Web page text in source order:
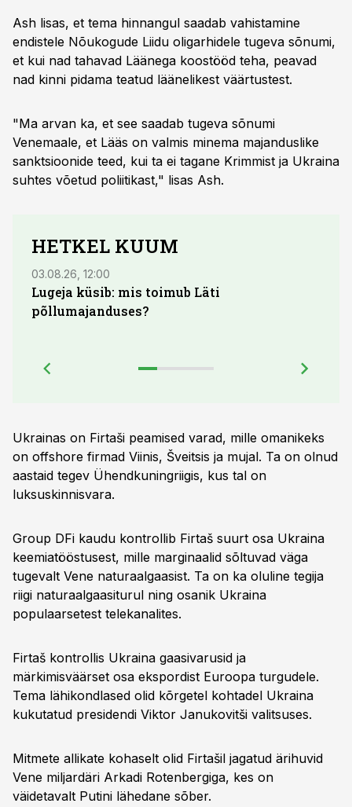
Ash lisas, et tema hinnangul saadab vahistamine
endistele Nõukogude Liidu oligarhidele tugeva sõnumi,
et kui nad tahavad Läänega koostööd teha, peavad
nad kinni pidama teatud läänelikest väärtustest.
"Ma arvan ka, et see saadab tugeva sõnumi
Venemaale, et Lääs on valmis minema majanduslike
sanktsioonide teed, kui ta ei tagane Krimmist ja Ukraina
suhtes võetud poliitikast," lisas Ash.
HETKEL KUUM
03.08.26, 12:00
Lugeja küsib: mis toimub Läti
põllumajanduses?
Ukrainas on Firtaši peamised varad, mille omanikeks
on offshore firmad Viinis, Šveitsis ja mujal. Ta on olnud
aastaid tegev Ühendkuningriigis, kus tal on
luksuskinnisvara.
Group DFi kaudu kontrollib Firtaš suurt osa Ukraina
keemiatööstusest, mille marginaalid sõltuvad väga
tugevalt Vene naturaalgaasist. Ta on ka oluline tegija
riigi naturaalgaasiturul ning osanik Ukraina
populaarsetest telekanalites.
Firtaš kontrollis Ukraina gaasivarusid ja
märkimisväärset osa ekspordist Euroopa turgudele.
Tema lähikondlased olid kõrgetel kohtadel Ukraina
kukutatud presidendi Viktor Janukovitši valitsuses.
Mitmete allikate kohaselt olid Firtašil jagatud ärihuvid
Vene miljardäri Arkadi Rotenbergiga, kes on
väidetavalt Putini lähedane sõber.